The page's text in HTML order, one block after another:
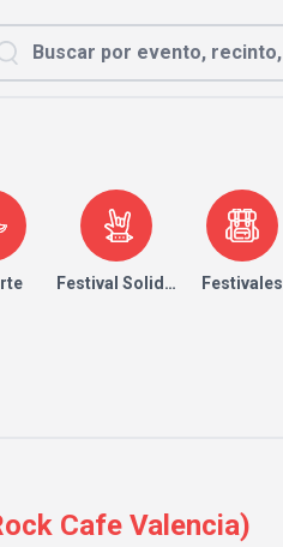
Festival Solidario Festivales
Cafe Valencia)